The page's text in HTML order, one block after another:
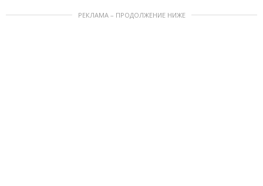
РЕКЛАМА – ПРОДОЛЖЕНИЕ НИЖЕ